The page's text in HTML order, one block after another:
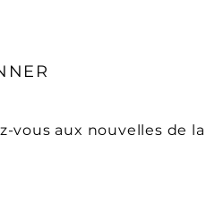
vous aux nouvelles de la